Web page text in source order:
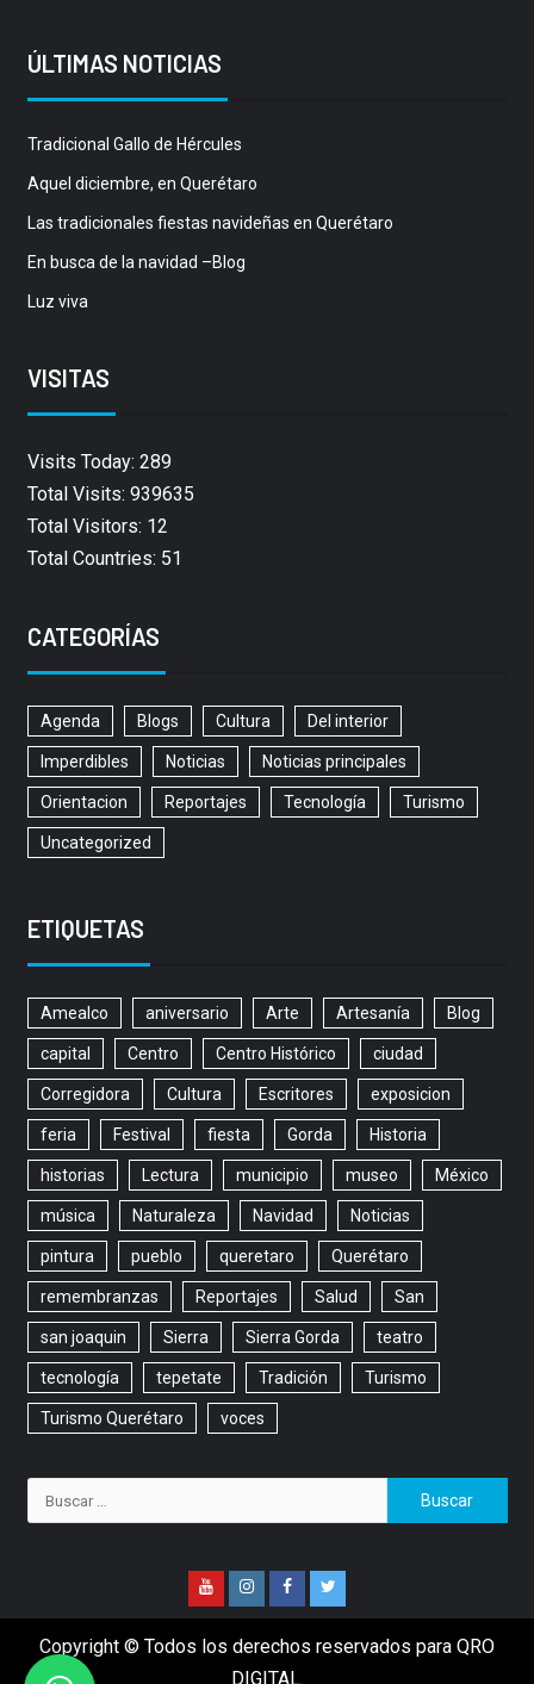
ÚLTIMAS NOTICIAS
Tradicional Gallo de Hércules
Aquel diciembre, en Querétaro
Las tradicionales fiestas navideñas en Querétaro
En busca de la navidad –Blog
Luz viva
VISITAS
Visits Today: 289
Total Visits: 939635
Total Visitors: 12
Total Countries: 51
CATEGORÍAS
Agenda Blogs Cultura Del interior
Imperdibles Noticias Noticias principales
Orientacion Reportajes Tecnología Turismo
Uncategorized
ETIQUETAS
Amealco aniversario Arte Artesanía Blog
capital Centro Centro Histórico ciudad
Corregidora Cultura Escritores exposicion
feria Festival fiesta Gorda Historia
historias Lectura municipio museo México
música Naturaleza Navidad Noticias
pintura pueblo queretaro Querétaro
remembranzas Reportajes Salud San
san joaquin Sierra Sierra Gorda teatro
tecnología tepetate Tradición Turismo
Turismo Querétaro voces
Copyright © Todos los derechos reservados para QRO
DIGITAL.